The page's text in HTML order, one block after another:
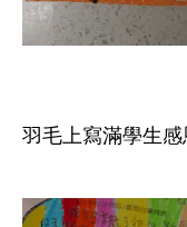
羽毛上寫滿學生